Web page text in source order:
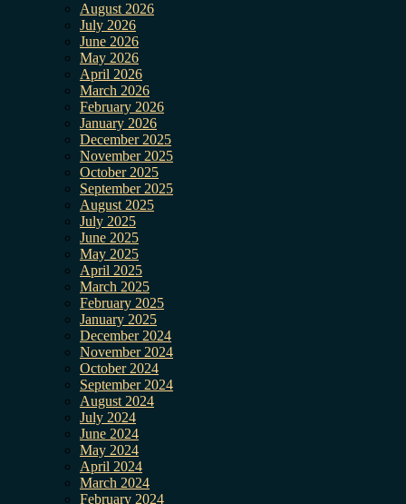
August 2026
July 2026
June 2026
May 2026
April 2026
March 2026
February 2026
January 2026
December 2025
November 2025
October 2025
September 2025
August 2025
July 2025
June 2025
May 2025
April 2025
March 2025
February 2025
January 2025
December 2024
November 2024
October 2024
September 2024
August 2024
July 2024
June 2024
May 2024
April 2024
March 2024
February 2024